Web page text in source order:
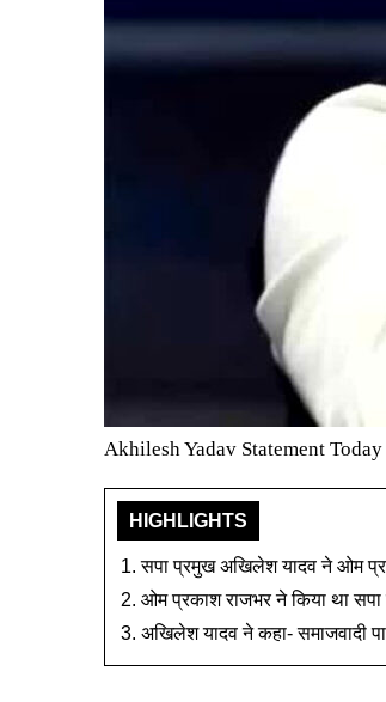
Akhilesh Yadav Statement
HIGHLIGHTS
सपा प्रमुख अखिलेश यादव ने ओम
ओम प्रकाश राजभर ने किया था सपा
अखिलेश यादव ने कहा- समाजवादी